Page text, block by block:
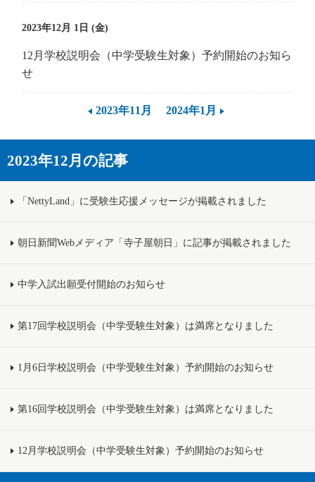
2023年12月 1日 (金)
12月学校説明会（中学受験生対象）予約開始のお知ら
せ
2023年11月 2024年1月
2023年12月の記事
「NettyLand」に受験生応援メッセージが掲載されました
朝日新聞Webメディア「寺子屋朝日」に記事が掲載されました
中学入試出願受付開始のお知らせ
第17回学校説明会（中学受験生対象）は満席となりました
1月6日学校説明会（中学受験生対象）予約開始のお知らせ
第16回学校説明会（中学受験生対象）は満席となりました
12月学校説明会（中学受験生対象）予約開始のお知らせ